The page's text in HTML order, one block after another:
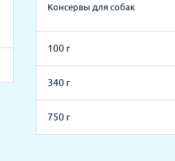
Консервы для собак
100 г
340 г
750 г